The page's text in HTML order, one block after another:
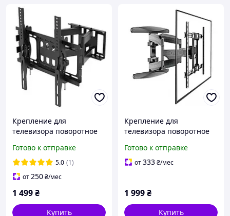
Крепление для
телевизора поворотное
Держатель для ТВ
Готово к отправке
5.0 (1)
от250₴/мес
1 499₴
Купить
Крепление для
телевизора поворотное
Держатель для ТВ
Готово к отправке
от333₴/мес
1 999₴
Купить